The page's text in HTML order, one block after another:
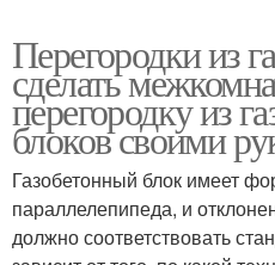
Перегородки из
сделать
перегородку из
блоков своими
Газобетонный блок имеет
параллелепипеда, и
должно соответствовать